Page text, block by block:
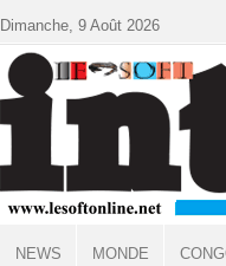
Dimanche, 9 Août 2026
NEWS MONDE